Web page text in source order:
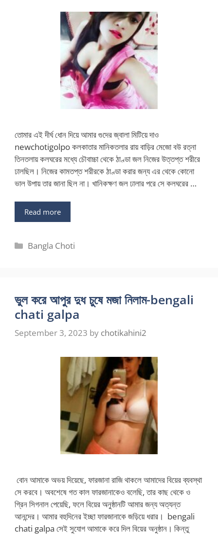
তোমার এই দীর্ঘ ধোন দিয়ে আমার গুদের জ্বালা মিটিয়ে দাও
newchotigolpo কলকাতার মানিকতলার রায় বাড়ির মেজো বউ রত্না
তিনতলায় কলঘরের মধ্যে চৌবাচ্চা থেকে ঠাণ্ডা জল নিজের উত্তপ্ত শরীরে
ঢালছিল। নিজের কামতপ্ত শরীরকে ঠাণ্ডা করার জন্য এর থেকে কোনো
ভাল উপায় তার জানা ছিল না। খানিকক্ষণ জল ঢালার পরে সে কলঘরের …
Read more
Categories
Bangla Choti
ভুল করে আপুর দুধ চুষে মজা নিলাম-bengali
chati galpa
September 3, 2023 by chotikahini2
বোন আমাকে অভয় দিয়েছে, ফারজানা রাজি থাকলে আমাদের বিয়ের ব্যবস্থা
সে করবে। অবশেষে গত কাল ফারজানাকেও বলেছি, তার কাছ থেকে ও
গ্রিন সিগনাল পেয়েছি, ফলে বিয়ের অনুষ্ঠানটি আমার জন্য অত্যন্ত
আনন্দের। আমার বহুদিনের ইচ্ছা ফারজানাকে জড়িয়ে ধরার। bengali
chati galpa সেই সুযোগ আমাকে করে দিল বিয়ের অনুষ্ঠান। কিন্তু